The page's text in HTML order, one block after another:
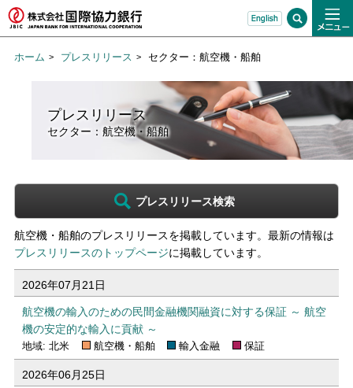
ホーム プレスリリース セクター：航空機・船舶
プレスリリース
セクター：航空機・船舶
プレスリリース検索
航空機・船舶のプレスリリースを掲載しています。最新の情報は
プレスリリースのトップページに掲載しています。
航空機・船舶のプレスリリース一覧
2026年07月21日
航空機の輸入のための民間金融機関融資に対する保証 ～ 航空
機の安定的な輸入に貢献 ～
地域: 北米 航空機・船舶 輸入金融 保証
2026年06月25日